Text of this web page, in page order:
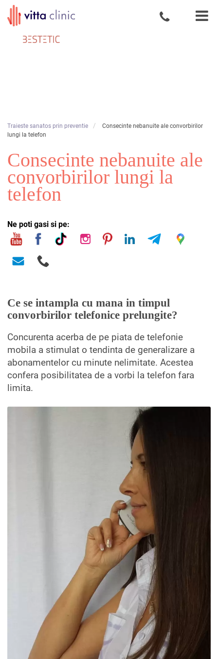
Skip
to
content
Profesionalism
si atentie la
detalii
Traieste sanatos prin preventie /
Consecinte nebanuite ale convorbirilor
lungi la telefon
Consecinte nebanuite ale
convorbirilor lungi la
telefon
Ne poti gasi si pe:
Ce se intampla cu mana in timpul
convorbirilor telefonice prelungite?
Concurenta acerba de pe piata de telefonie
mobila a stimulat o tendinta de generalizare a
abonamentelor cu minute nelimitate. Acestea
confera posibilitatea de a vorbi la telefon fara
limita.